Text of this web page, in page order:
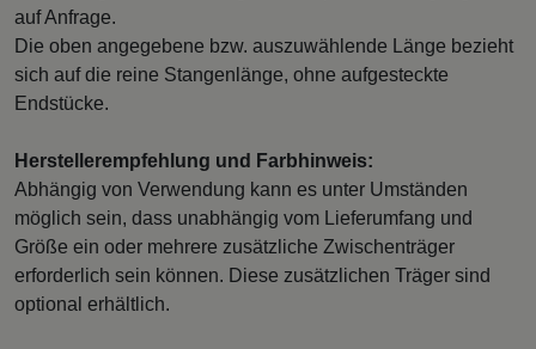
auf Anfrage.
Die oben angegebene bzw. auszuwählende Länge bezieht
sich auf die reine Stangenlänge, ohne aufgesteckte
Endstücke.
Herstellerempfehlung und Farbhinweis:
Abhängig von Verwendung kann es unter Umständen
möglich sein, dass unabhängig vom Lieferumfang und
Größe ein oder mehrere zusätzliche Zwischenträger
erforderlich sein können. Diese zusätzlichen Träger sind
optional erhältlich.